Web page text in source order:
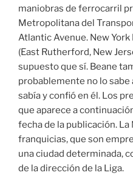
maniobras de ferrocarril
Metropolitana del
Atlantic Avenue. New York
(East Rutherford, New
supuesto que sí. Beane
probablemente no lo sabe
sabía y confió en él. Los
que aparece a
fecha de la publicación.
franquicias, que son
una ciudad determinada,
de la dirección de la Liga.